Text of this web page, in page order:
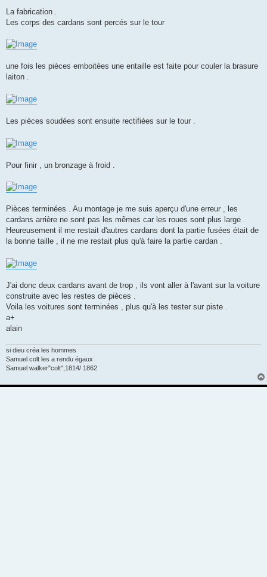
s
a
e
La fabrication .
Les corps des cardans sont percés sur le tour
une fois les pièces emboitées une entaille est faite pour couler la brasure
laiton .
Les pièces soudées sont ensuite rectifiées sur le tour .
Pour finir , un bronzage à froid .
Pièces terminées . Au montage je me suis aperçu d'une erreur , les
cardans arrière ne sont pas les mêmes car les roues sont plus large .
Heureusement il me restait d'autres cardans dont la partie fusées était de
la bonne taille , il ne me restait plus qu'à faire la partie cardan .
J'ai donc deux cardans avant de trop , ils vont aller à l'avant sur la voiture
construite avec les restes de pièces .
Voila les voitures sont terminées , plus qu'à les tester sur piste .
a+
alain
si dieu créa les hommes
Samuel colt les a rendu égaux
Samuel walker"colt",1814/ 1862